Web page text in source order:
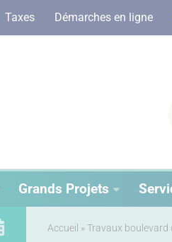
Taxes Démarches en ligne
Grands Projets
Accueil »Travaux boulevard